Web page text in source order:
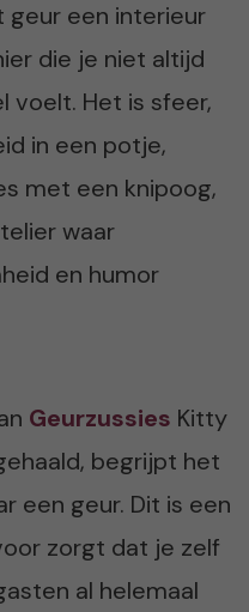
geur een interieur
die je niet altijd
voelt. Het is sfeer,
in een potje,
met een knipoog,
waar
en humor
Geurzussies Kitty
begrijpt het
een geur. Dit is een
zorgt dat je zelf
al helemaal